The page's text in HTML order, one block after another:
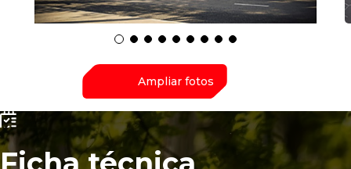
Ampliar fotos